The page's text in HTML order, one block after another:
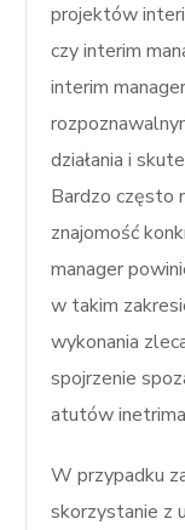
projektów
czy interim
interim
działania i
Bardzo często
znajomość
manager
w takim
wykonania
spojrzenie
atutów
W przypadku
skorzystanie z